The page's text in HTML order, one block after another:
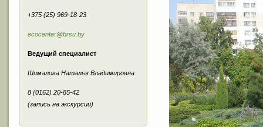
+375 (25) 969-18-23
ecocenter@brsu.by
Ведущий специалист
Шималова Наталья Владимировна
8 (0162) 20-85-42
(запись на экскурсии)